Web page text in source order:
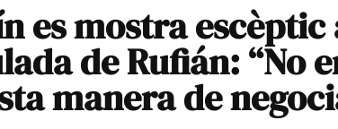
es mostra
de Rufián: “No
manera de